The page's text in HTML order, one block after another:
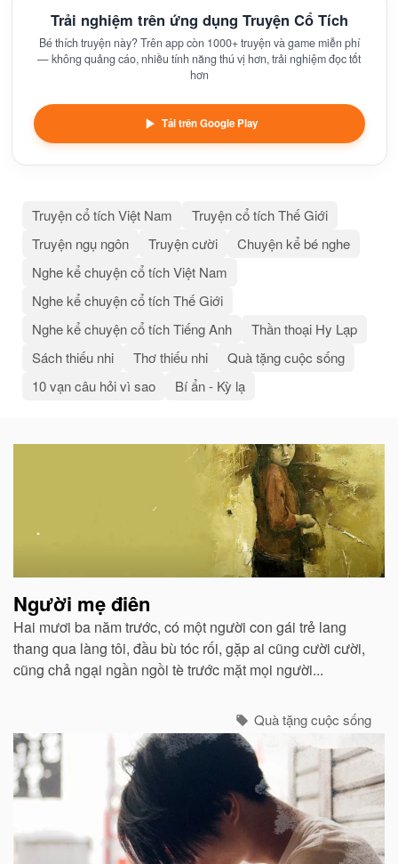
Trải nghiệm trên ứng dụng Truyện Cổ Tích
Bé thích truyện này? Trên app còn 1000+ truyện và game miễn phí
— không quảng cáo, nhiều tính năng thú vị hơn, trải nghiệm đọc tốt
hơn
Tải trên Google Play
Truyện cổ tích Việt Nam
Truyện cổ tích Thế Giới
Truyện ngụ ngôn
Truyện cười
Chuyện kể bé nghe
Nghe kể chuyện cổ tích Việt Nam
Nghe kể chuyện cổ tích Thế Giới
Nghe kể chuyện cổ tích Tiếng Anh
Thần thoại Hy Lạp
Sách thiếu nhi
Thơ thiếu nhi
Quà tặng cuộc sống
10 vạn câu hỏi vì sao
Bí ẩn - Kỳ lạ
Bài
quan
Người mẹ điên
Hai mươi ba năm trước, có một người con gái trẻ lang
thang qua làng tôi, đầu bù tóc rối, gặp ai cũng cười cười,
cũng chả ngại ngần ngồi tè trước mặt mọi người...
Quà tặng cuộc sống